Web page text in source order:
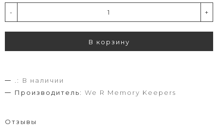
- +
В корзину
.:
В наличии
Производитель: We R Memory Keepers
Отзывы